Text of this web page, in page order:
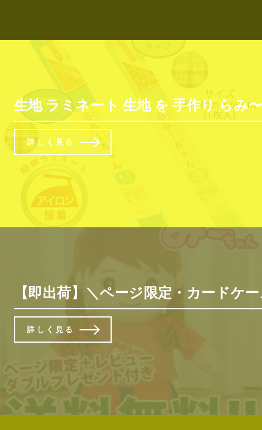
生地 ラミネート 生地 を 手作り らみ
詳しく見る
【即出荷】＼ページ限定・カード
詳しく見る